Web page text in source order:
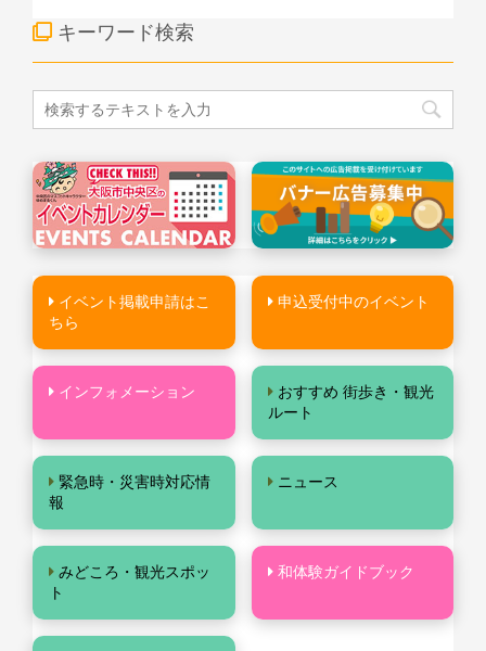
キーワード検索
イベント掲載申請はこ
ちら
申込受付中のイベント
インフォメーション
おすすめ 街歩き・観光
ルート
緊急時・災害時対応情
報
ニュース
みどころ・観光スポッ
ト
和体験ガイドブック